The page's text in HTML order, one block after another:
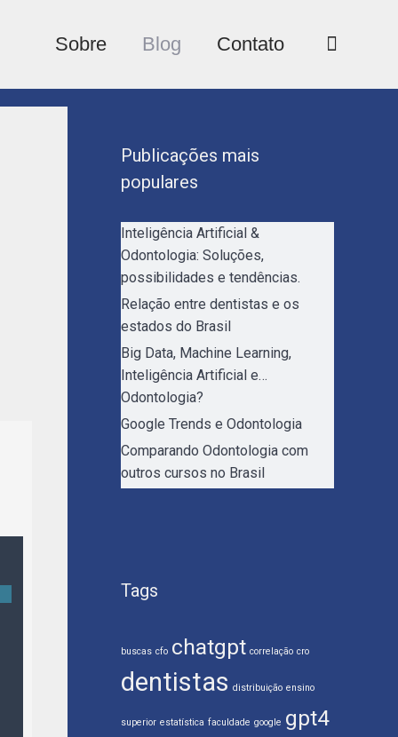
Sobre Blog Contato
Publicações mais
populares
Inteligência Artificial &
Odontologia: Soluções,
possibilidades e tendências.
Relação entre dentistas e os
estados do Brasil
Big Data, Machine Learning,
Inteligência Artificial e…
Odontologia?
Google Trends e Odontologia
Comparando Odontologia com
outros cursos no Brasil
Tags
buscas cfo chatgpt correlação cro
dentistas distribuição ensino
superior estatística faculdade google gpt4